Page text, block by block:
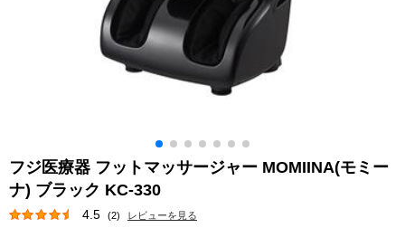
フジ医療器 フットマッサージャー MOMIINA(モミー
ナ) ブラック KC-330
4.5 (2) レビューを見る